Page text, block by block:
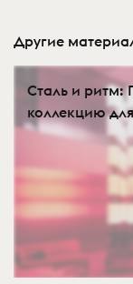
Другие
Сталь и ритм:
коллекцию